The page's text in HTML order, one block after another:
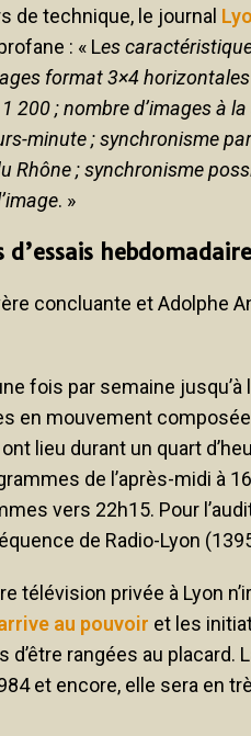
de technique, le journal
: « Les
format 3×4
200 ; nombre d’images à
minute ; synchronisme
Rhône ; synchronisme
. »
d’essais
concluante et Adolphe
fois par semaine jusqu’à
en mouvement
lieu durant un quart
de l’après-midi à
vers 22h15. Pour
de Radio-Lyon
télévision privée à Lyon
au pouvoir et les
d’être rangées au placard.
et encore, elle sera en